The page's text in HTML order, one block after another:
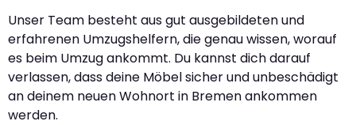
Unser Team besteht aus gut ausgebildeten und
erfahrenen Umzugshelfern, die genau wissen, worauf
es beim Umzug ankommt. Du kannst dich darauf
verlassen, dass deine Möbel sicher und unbeschädigt
an deinem neuen Wohnort in Bremen ankommen
werden.